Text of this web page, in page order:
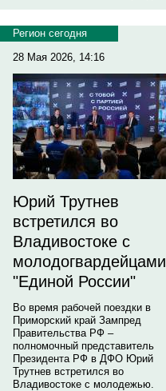
Регион сегодня
28 Мая 2026, 14:16
Юрий Трутнев
встретился во
Владивостоке с
молодогвардейцами
"Единой России"
Во время рабочей поездки в
Приморский край Зампред
Правительства РФ –
полномочный представитель
Президента РФ в ДФО Юрий
Трутнев встретился во
Владивостоке с молодежью.